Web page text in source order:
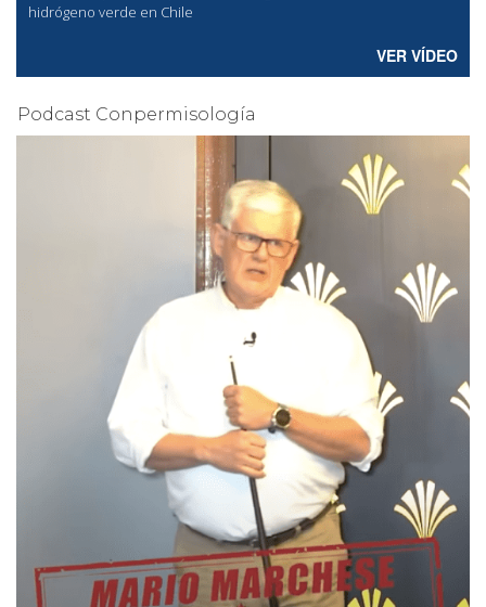
hidrógeno verde en Chile
VER VÍDEO
Podcast Conpermisología